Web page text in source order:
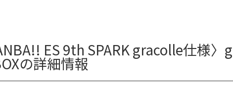
ES 9th SPARK gracolle仕様〉
の詳細情報